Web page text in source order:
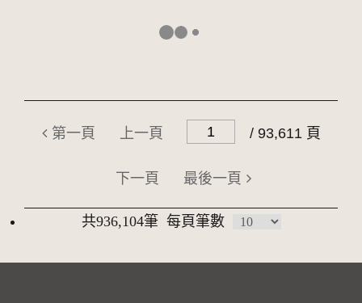
第一頁 上一頁 / 93,611 頁
下一頁 最後一頁
共936,104筆 每頁筆數